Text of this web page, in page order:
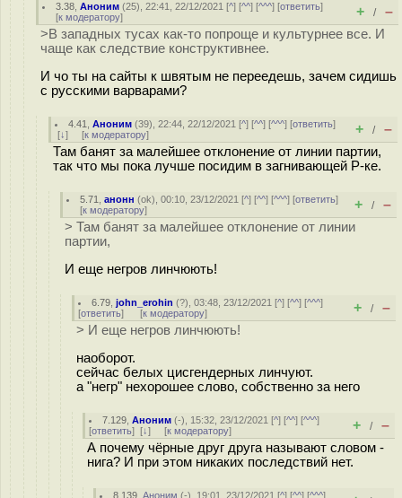
3.38 ,Аноним (25), 22:41, 22/12/2021 [^] [^^] [^^^] [ответить]
[к модератору] + / –
>В западных тусах как-то попроще и культурнее все. И
чаще как следствие конструктивнее.
И чо ты на сайты к швятым не переедешь, зачем сидишь
с русскими варварами?
4.41 ,Аноним (39), 22:44, 22/12/2021 [^] [^^] [^^^] [ответить]
[↓] [к модератору] + / –
Там банят за малейшее отклонение от линии партии,
так что мы пока лучше посидим в загнивающей Р-ке.
5.71 ,анонн (ok), 00:10, 23/12/2021 [^] [^^] [^^^] [ответить]
[к модератору] + / –
> Там банят за малейшее отклонение от линии
партии,
И еще негров линчюють!
6.79 ,john_erohin (?), 03:48, 23/12/2021 [^] [^^] [^^^]
[ответить] [к модератору] + / –
> И еще негров линчюють!
наоборот.
сейчас белых цисгендерных линчуют.
а "негр" нехорошее слово, собственно за него
7.129 ,Аноним (-), 15:32, 23/12/2021 [^] [^^] [^^^]
[ответить] [↓] [к модератору] + / –
А почему чёрные друг друга называют словом -
нига? И при этом никаких последствий нет.
8.139 ,Аноним (-), 19:01, 23/12/2021 [^] [^^] [^^^]